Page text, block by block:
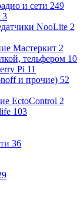
и сети 249
3
NooLite 2
Мастеркит 2
тельфером 10
Pi 11
и прочие) 52
EctoControl 2
103
36